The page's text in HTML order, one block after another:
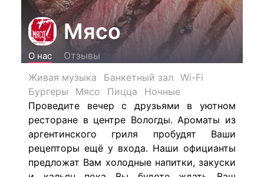
Мясо
О нас
Отзывы
Живая музыка
Банкетный зал
Wi-Fi
Бургеры
Мясо Пицца
Ночные
Проведите вечер с друзьями в уютном
ресторане в центре Вологды. Ароматы из
аргентинского гриля пробудят Ваши
рецепторы ещё у входа. Наши официанты
предложат Вам холодные напитки, закуски